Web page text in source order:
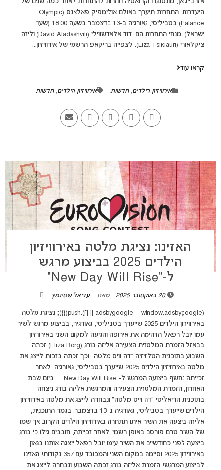
אזרבייג'אן, מונטנגרו וקרואטיה חוזרות להתחרות לאחר כמה שנים של
היעדרות. התחרות תיערך באולם אולימפיק פאלאנס (Olympic
Palance) בטביליסי, גאורגיה ב-13 בדצמבר בשעה 18:00 (שעון
ישראל). מנחי התחרות הם: דוד אלאדשווילי (David Aladashvili) וליזה
ציקלאורי (Liza Tsiklauri). לצפייה בריקאפ הרשמי של אירוויזיון...
קראו עוד
אירוויזיון הילדים,חדשות אירוויזיון הילדים,חדשות
האזינו: נציגת מלטה באירוויזיון
הילדים 2025 בביצוע מרגש
ל-“New Day Will Rise”
20 באוקטובר 2025 מאת עדיאל שטינמץ
(adsbygoogle = window.adsbygoogle || []).push({}); נציגת מלטה
באירוויזיון הילדים 2025 שייערך בטביליסי, גאורגיה, בביצוע מרגש לשיר
עמו יובל רפאל הדהימה את אירופה והגיעה למקום השני באירוויזיון
בבאזל הזמרת המלטזית הצעירה אליזה בורג (Eliza Borg) זכתה
השבוע בתוכנית הטלוויזיה "דה וויס מלטה" וכך זכתה בזכות לייצג את
מלטה באירוויזיון הילדים 2025 שייערך בטביליסי, גאורגיה. לאחר
זכייתה נחשף ביצועה המרגש ל-"New Day Will Rise". ביום שבת
האחרון, הזמרת המלטזית הצעירה והמרגשת אליזה בורג ניצחה
בתוכנית הריאליטי "דה וייס מלטה" ונבחרה לייצג את מלטה באירוויזיון
הילדים שייערך בטביליסי, גאורגיה ב-13 בדצמבר. בגמר התוכנית,
אליזה ביצעה את השיר איתו תתחרה באירוויזיון הילדים הקרוב אך שמו
של השיר טרם פורסם באופן רשמי. לאחר זכייתה, חובבים גילו כי בורג
ביצעה לפני כחודשיים את השיר עימו יובל רפאל ייצגה אותנו בגאון
באירוויזיון 2025 וסיימה במקום השני והמכובד עם 357 נקודות! האזינו
לביצוע המרגש! הזמרת אליזה בורג זכתה השבוע ונבחרה לייצג את